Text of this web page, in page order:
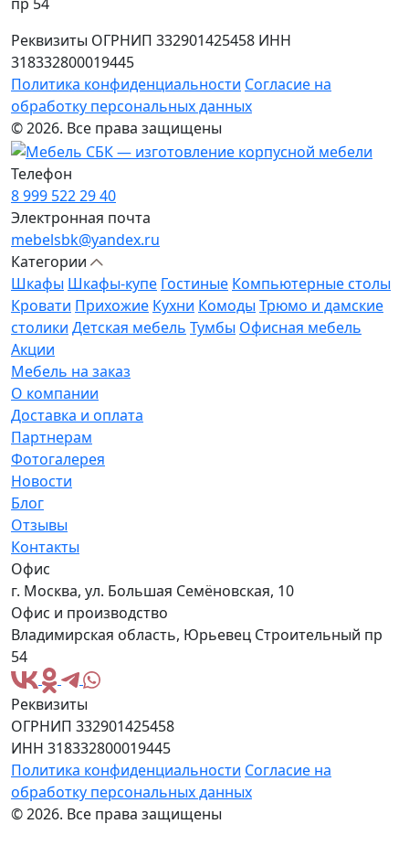
Реквизиты ОГРНИП 332901425458 ИНН
318332800019445
Политика конфиденциальности Согласие на
обработку персональных данных
© 2026. Все права защищены
Телефон
8 999 522 29 40
Электронная почта
mebelsbk@yandex.ru
Категории
Шкафы Шкафы-купе Гостиные Компьютерные столы
Кровати Прихожие Кухни Комоды Трюмо и дамские
столики Детская мебель Тумбы Офисная мебель
Акции
Мебель на заказ
О компании
Доставка и оплата
Партнерам
Фотогалерея
Новости
Блог
Отзывы
Контакты
Офис
г. Москва, ул. Большая Семёновская, 10
Офис и производство
Владимирская область, Юрьевец Строительный пр
54
Реквизиты
ОГРНИП 332901425458
ИНН 318332800019445
Политика конфиденциальности Согласие на
обработку персональных данных
© 2026. Все права защищены